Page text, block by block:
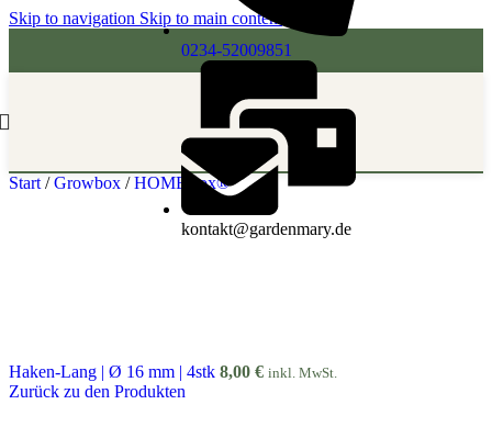
Skip to navigation Skip to main content
0234-52009851
kontakt@gardenmary.de
Start / Growbox / HOMEBox®
Haken-Lang | Ø 16 mm | 4stk 8,00 € inkl. MwSt.
Zurück zu den Produkten